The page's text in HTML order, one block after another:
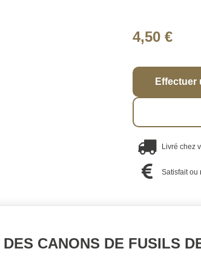
4,50 €
Effectuer
Livré chez
Satisfait ou
CANONS DE FUSILS